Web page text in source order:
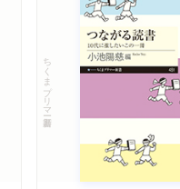
ちくまプリマー新書